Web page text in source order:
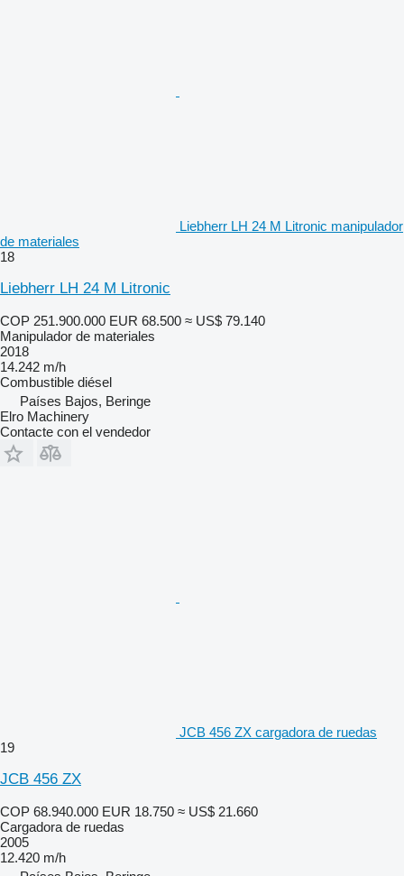
Liebherr LH 24 M Litronic manipulador
de materiales
18
Liebherr LH 24 M Litronic
COP 251.900.000 EUR 68.500 ≈ US$ 79.140
Manipulador de materiales
2018
14.242 m/h
Combustible diésel
Países Bajos, Beringe
Elro Machinery
Contacte con el vendedor
JCB 456 ZX cargadora de ruedas
19
JCB 456 ZX
COP 68.940.000 EUR 18.750 ≈ US$ 21.660
Cargadora de ruedas
2005
12.420 m/h